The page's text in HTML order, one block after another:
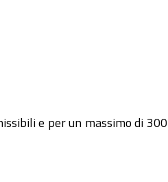
e per un massimo di 300